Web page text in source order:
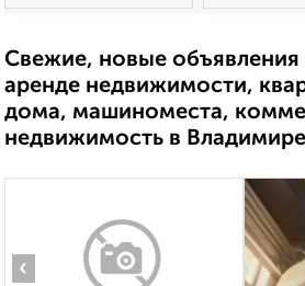
Свежие, новые
аренде недвижимости,
дома, машиноместа,
недвижимость в Владимире
‹